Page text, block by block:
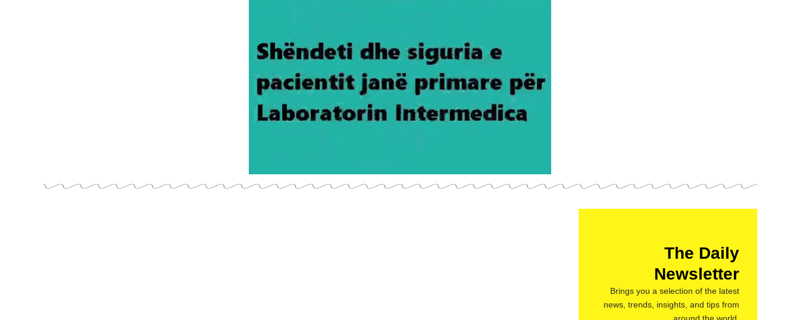
The Daily
Newsletter
Brings you a selection of the latest
news, trends, insights, and tips from
around the world.